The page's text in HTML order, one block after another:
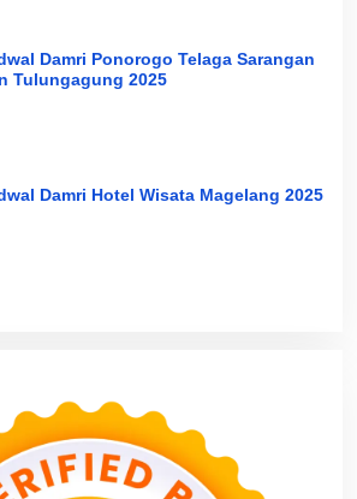
Damri Ponorogo Telaga Sarangan
Tulungagung 2025
Damri Hotel Wisata Magelang 2025